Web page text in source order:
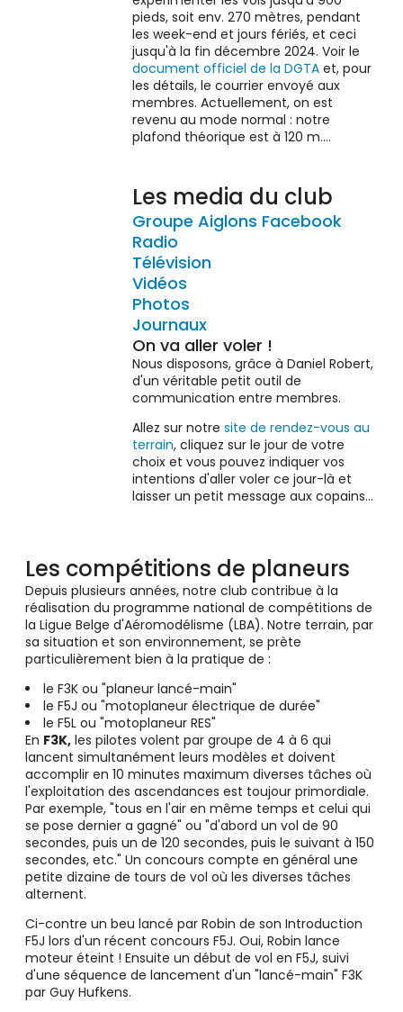
pieds, soit env. 270 mètres, pendant
les week-end et jours fériés, et ceci
jusqu'à la fin décembre 2024. Voir le
document officiel de la DGTA et, pour
les détails, le courrier envoyé aux
membres. Actuellement, on est
revenu au mode normal : notre
plafond théorique est à 120 m....
Les media du club
Groupe Aiglons Facebook
Radio
Télévision
Vidéos
Photos
Journaux
On va aller voler !
Nous disposons, grâce à Daniel Robert,
d'un véritable petit outil de
communication entre membres.
Allez sur notre site de rendez-vous au
terrain, cliquez sur le jour de votre
choix et vous pouvez indiquer vos
intentions d'aller voler ce jour-là et
laisser un petit message aux copains...
Les compétitions de planeurs
Depuis plusieurs années, notre club contribue à la
réalisation du programme national de compétitions de
la Ligue Belge d'Aéromodélisme (LBA). Notre terrain, par
sa situation et son environnement, se prète
particulièrement bien à la pratique de :
le F3K ou "planeur lancé-main"
le F5J ou "motoplaneur électrique de durée"
le F5L ou "motoplaneur RES"
En F3K, les pilotes volent par groupe de 4 à 6 qui
lancent simultanément leurs modèles et doivent
accomplir en 10 minutes maximum diverses tâches où
l'exploitation des ascendances est toujour primordiale.
Par exemple, "tous en l'air en même temps et celui qui
se pose dernier a gagné" ou "d'abord un vol de 90
secondes, puis un de 120 secondes, puis le suivant à 150
secondes, etc." Un concours compte en général une
petite dizaine de tours de vol où les diverses tâches
alternent.
Ci-contre un beu lancé par Robin de son Introduction
F5J lors d'un récent concours F5J. Oui, Robin lance
moteur éteint ! Ensuite un début de vol en F5J, suivi
d'une séquence de lancement d'un "lancé-main" F3K
par Guy Hufkens.